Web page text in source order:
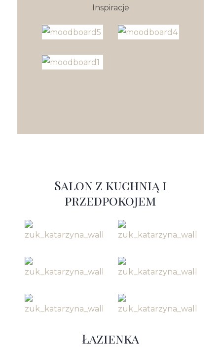
Inspiracje
Salon z kuchnią i
przedpokojem
Łazienka